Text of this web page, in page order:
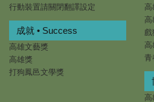
行動裝置請關閉翻譯設定
高
高
戲
高
青
成就 • Success
高雄文藝獎
高雄獎
打狗鳳邑文學獎
高